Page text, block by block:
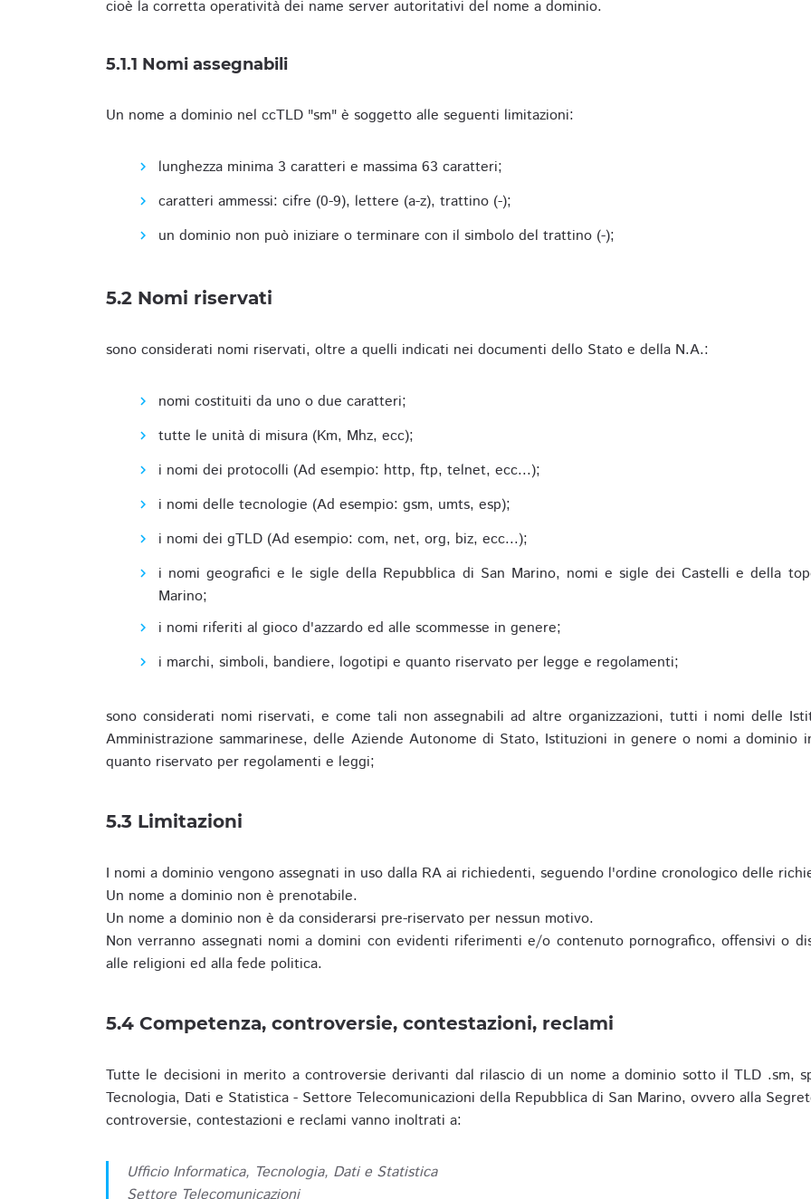
cioè la corretta operatività dei name server autoritativi del nome a dominio.
5.1.1 Nomi assegnabili
Un nome a dominio nel ccTLD "sm" è soggetto alle seguenti limitazioni:
lunghezza minima 3 caratteri e massima 63 caratteri;
caratteri ammessi: cifre (0-9), lettere (a-z), trattino (-);
un dominio non può iniziare o terminare con il simbolo del trattino (-);
5.2 Nomi riservati
sono considerati nomi riservati, oltre a quelli indicati nei documenti dello Stato e della N.A.:
nomi costituiti da uno o due caratteri;
tutte le unità di misura (Km, Mhz, ecc);
i nomi dei protocolli (Ad esempio: http, ftp, telnet, ecc...);
i nomi delle tecnologie (Ad esempio: gsm, umts, esp);
i nomi dei gTLD (Ad esempio: com, net, org, biz, ecc...);
i nomi geografici e le sigle della Repubblica di San Marino, nomi e sigle dei Castelli e della
Marino;
i nomi riferiti al gioco d'azzardo ed alle scommesse in genere;
i marchi, simboli, bandiere, logotipi e quanto riservato per legge e regolamenti;
sono considerati nomi riservati, e come tali non assegnabili ad altre organizzazioni, tutti i nomi delle
Amministrazione sammarinese, delle Aziende Autonome di Stato, Istituzioni in genere o nomi a dominio
quanto riservato per regolamenti e leggi;
5.3 Limitazioni
I nomi a dominio vengono assegnati in uso dalla RA ai richiedenti, seguendo l'ordine cronologico delle
Un nome a dominio non è prenotabile.
Un nome a dominio non è da considerarsi pre-riservato per nessun motivo.
Non verranno assegnati nomi a domini con evidenti riferimenti e/o contenuto pornografico, offensivi o
alle religioni ed alla fede politica.
5.4 Competenza, controversie, contestazioni, reclami
Tutte le decisioni in merito a controversie derivanti dal rilascio di un nome a dominio sotto il TLD .sm,
Tecnologia, Dati e Statistica - Settore Telecomunicazioni della Repubblica di San Marino, ovvero alla
controversie, contestazioni e reclami vanno inoltrati a:
Ufficio Informatica, Tecnologia, Dati e Statistica